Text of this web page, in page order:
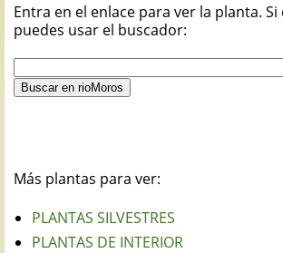
Entra en el enlace para ver la planta.
puedes usar el buscador:
Más plantas para ver:
PLANTAS SILVESTRES
PLANTAS DE INTERIOR